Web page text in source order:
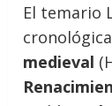
El temario
medieval